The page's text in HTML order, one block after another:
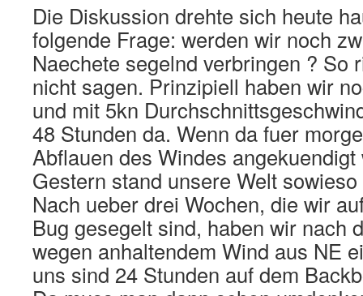
Die Diskussion drehte sich heute
folgende Frage: werden wir noch
Naechete segelnd verbringen ? So
nicht sagen. Prinzipiell haben wir
und mit 5kn
48 Stunden da. Wenn da fuer
Abflauen des Windes
Gestern stand unsere Welt
Nach ueber drei Wochen, die wir
Bug gesegelt sind, haben wir nach
wegen anhaltendem Wind aus NE
uns sind 24 Stunden auf dem